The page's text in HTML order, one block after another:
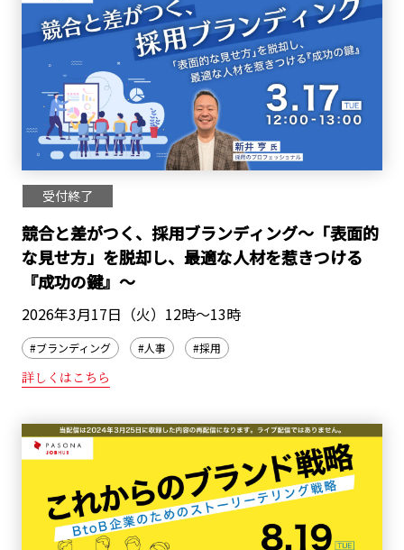
受付終了
競合と差がつく、採用ブランディング～「表面的
な見せ方」を脱却し、最適な人材を惹きつける
『成功の鍵』～
2026年3月17日（火）12時～13時
#ブランディング #人事 #採用
詳しくはこちら